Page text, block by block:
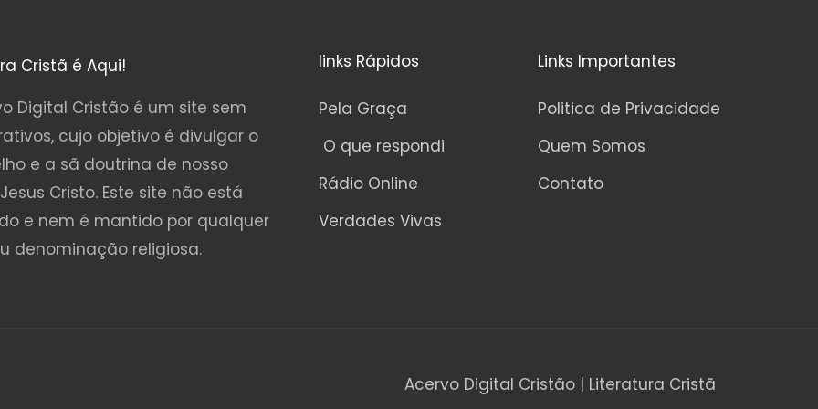
Cristã é Aqui!
Digital Cristão é um site sem
cujo objetivo é divulgar o
e a sã doutrina de nosso
Cristo. Este site não está
e nem é mantido por qualquer
denominação religiosa.
links Rápidos
Pela Graça
O que respondi
Rádio Online
Verdades Vivas
Links Importantes
Politica de Privacidade
Quem Somos
Contato
Acervo Digital Cristão | Literatura Cristã